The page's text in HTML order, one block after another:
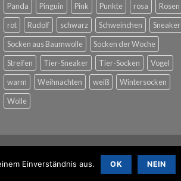
Panda
Pinguin Pink Punkte rosa
Rosen
rot
Rudolf schwarz Schweinchen
Sneaker
Socken aus Baumwolle
Socken der Woche
Streifen
Tier-Sneaker Tier-Socken
Vogel
warm
Weihnachten weiß
Wintersocken
Wolle
Einverständnis aus. OK NEIN